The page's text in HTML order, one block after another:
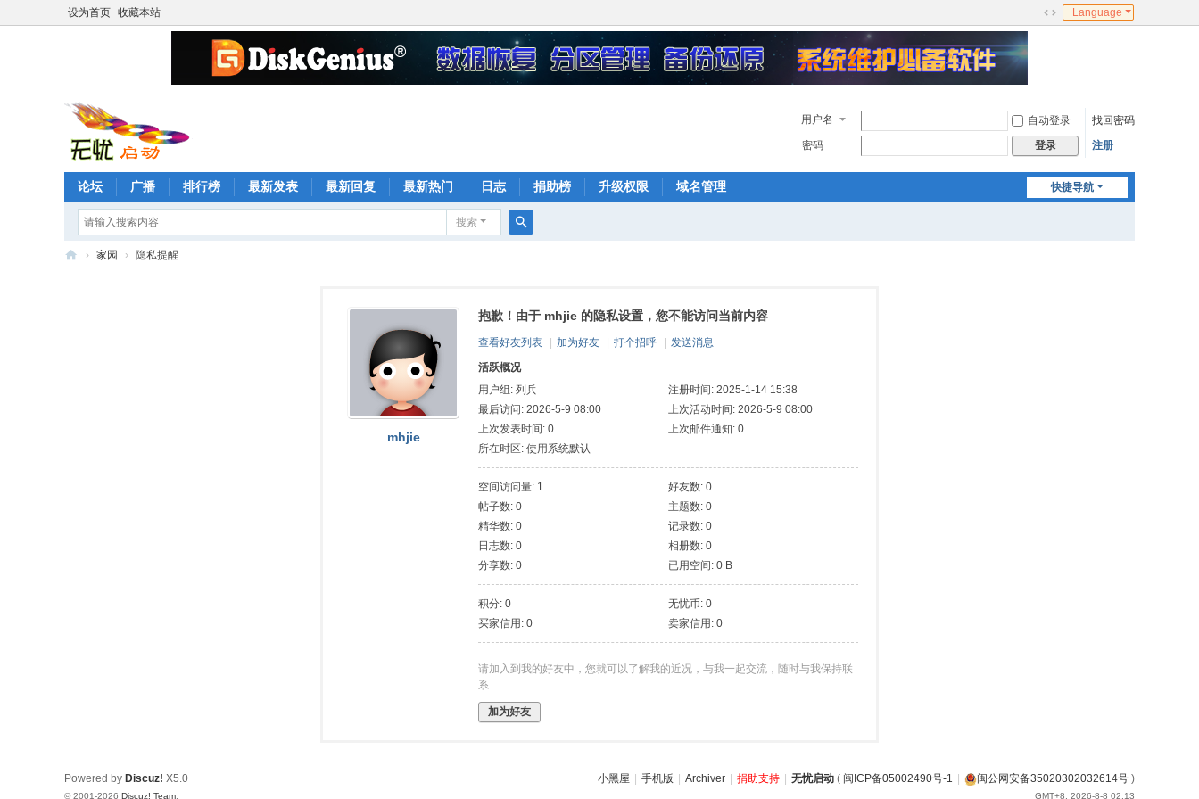
设为首页 收藏本站
切
Language
用户名 自动登录
找回密码
密码
登录 注册
快捷导航
论坛 广播 排行榜 最新发表 最新回复 最新热门 日志 捐助榜 升级权限 域名管理
搜索
› 家园 › 隐私提醒
mhjie
抱歉！由于 mhjie 的隐私设置，您不能访问当前内容
查看好友列表 加为好友 打个招呼
发送消息
活跃概况
用户组: 列兵
注册时间: 2025-1-14 15:38
最后访问: 2026-5-9 08:00
上次活动时间: 2026-5-9 08:00
上次发表时间: 0
上次邮件通知: 0
所在时区: 使用系统默认
空间访问量: 1
好友数: 0
帖子数: 0
主题数: 0
精华数: 0
记录数: 0
日志数: 0
相册数: 0
分享数: 0
已用空间: 0 B
积分: 0
无忧币: 0
买家信用: 0
卖家信用: 0
请加入到我的好友中，您就可以了解我的近况，与我一起交流，随时与我保持联
系
加为好友
小黑屋 手机版 Archiver 捐助支持 无忧启动 ( 闽ICP备05002490号-1 闽公网安备35020302032614号 )
GMT+8, 2026-8-8 02:13
Powered by Discuz! X5.0
© 2001-2026 Discuz! Team